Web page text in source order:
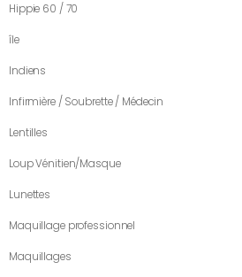
Hippie 60 / 70
île
Indiens
Infirmière / Soubrette / Médecin
Lentilles
Loup Vénitien/Masque
Lunettes
Maquillage professionnel
Maquillages